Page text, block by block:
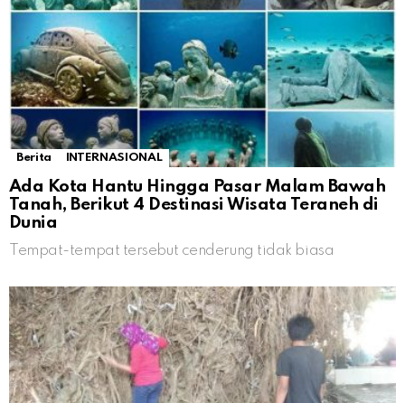
Berita INTERNASIONAL
Ada Kota Hantu Hingga Pasar Malam Bawah
Tanah, Berikut 4 Destinasi Wisata Teraneh di
Dunia
Tempat-tempat tersebut cenderung tidak biasa